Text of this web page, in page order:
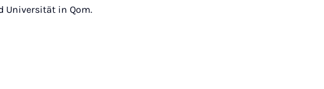
Universität in Qom.